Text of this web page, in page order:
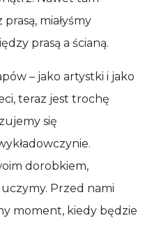
miałyśmy
prasą a ścianą.
– jako artystki i jako
teraz jest trochę
się
dorobkiem,
Przed nami
moment, kiedy będzie